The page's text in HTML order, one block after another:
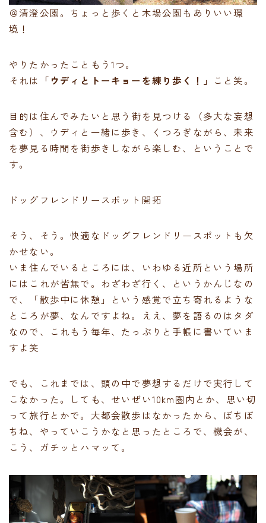
＠清澄公園。ちょっと歩くと木場公園もありいい環
境！
やりたかったこともう1つ。
それは
「ウディとトーキョーを練り歩く！」 こと笑。
目的は住んでみたいと思う街を見つける（多大な妄想
含む）、ウディと一緒に歩き、くつろぎながら、未来
を夢見る時間を街歩きしながら楽しむ、ということで
す。
ドッグフレンドリースポット開拓
そう、そう。快適なドッグフレンドリースポットも欠
かせない。
いま住んでいるところには、いわゆる近所という場所
にはこれが皆無で。わざわざ行く、というかんじなの
で、「散歩中に休憩」という感覚で立ち寄れるような
ところが夢、なんですよね。ええ、夢を語るのはタダ
なので、これもう毎年、たっぷりと手帳に書いていま
すよ笑
でも、これまでは、頭の中で夢想するだけで実行して
こなかった。しても、せいぜい10km圏内とか、思い切
って旅行とかで。大都会散歩はなかったから、ぼちぼ
ちね、やっていこうかなと思ったところで、機会が、
こう、ガチッとハマッて。